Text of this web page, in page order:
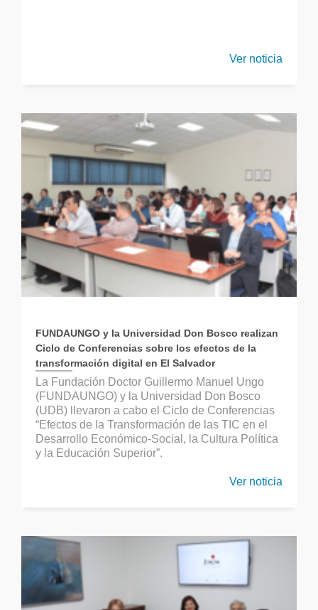
Ver noticia
FUNDAUNGO y la Universidad Don Bosco realizan
Ciclo de Conferencias sobre los efectos de la
transformación digital en El Salvador
La Fundación Doctor Guillermo Manuel Ungo
(FUNDAUNGO) y la Universidad Don Bosco
(UDB) llevaron a cabo el Ciclo de Conferencias
“Efectos de la Transformación de las TIC en el
Desarrollo Económico-Social, la Cultura Política
y la Educación Superior”.
Ver noticia